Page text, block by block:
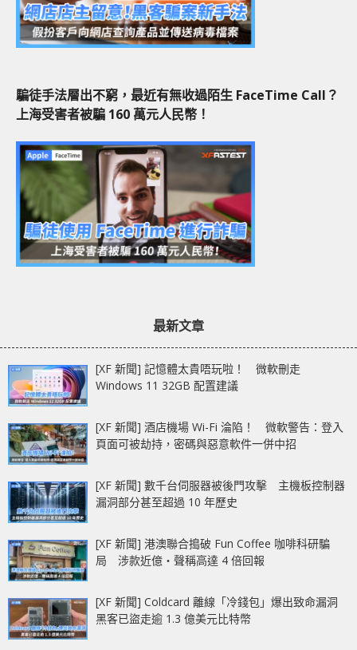
騙徒手法層出不窮，最近有無收過陌生 FaceTime Call？
上海受害者被騙 160 萬元人民幣！
最新文章
[XF 新聞] 記憶體太貴唔玩啦！ 微軟刪走
Windows 11 32GB 配置建議
[XF 新聞] 酒店機場 Wi-Fi 淪陷！ 微軟警告：登入
頁面可被劫持，密碼與惡意軟件一併中招
[XF 新聞] 數千台伺服器被後門攻擊 主機板控制器
漏洞部分甚至超過 10 年歷史
[XF 新聞] 港澳聯合搗破 Fun Coffee 咖啡科研騙
局 涉款近億‧聲稱高達 4 倍回報
[XF 新聞] Coldcard 離線「冷錢包」爆出致命漏洞
黑客已盜走逾 1.3 億美元比特幣